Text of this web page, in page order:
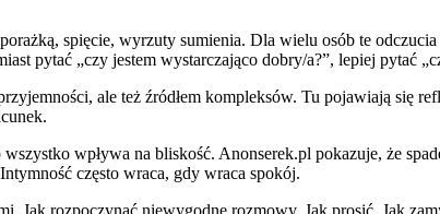
spięcie, wyrzuty sumienia. Dla wielu osób te
pytać „czy jestem wystarczająco dobry/a?”, lepiej pytać
ale też źródłem kompleksów. Tu pojawiają się
wpływa na bliskość. Anonserek.pl pokazuje, że
często wraca, gdy wraca spokój.
Jak rozpoczynać niewygodne rozmowy. Jak prosić. Jak